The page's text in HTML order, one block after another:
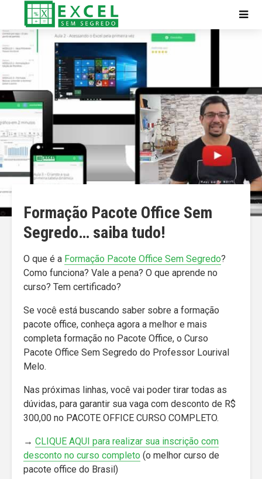
Formação Pacote Office Sem
Segredo… saiba tudo!
O que é a Formação Pacote Office Sem Segredo?
Como funciona? Vale a pena? O que aprende no
curso? Tem certificado?
Se você está buscando saber sobre a formação
pacote office, conheça agora a melhor e mais
completa formação no Pacote Office, o Curso
Pacote Office Sem Segredo do Professor Lourival
Melo.
Nas próximas linhas, você vai poder tirar todas as
dúvidas, para garantir sua vaga com desconto de R$
300,00 no PACOTE OFFICE CURSO COMPLETO.
→ CLIQUE AQUI para realizar sua inscrição com
desconto no curso completo (o melhor curso de
pacote office do Brasil)